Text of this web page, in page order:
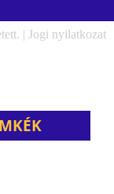
| Jogi nyilatkozat